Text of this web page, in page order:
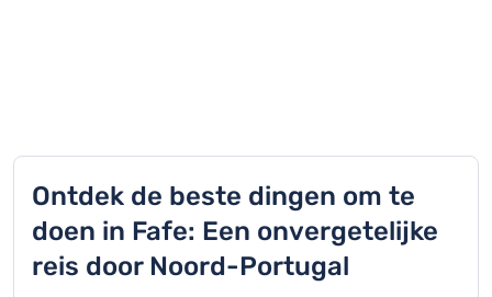
Ontdek de beste dingen om te
doen in Fafe: Een onvergetelijke
reis door Noord-Portugal